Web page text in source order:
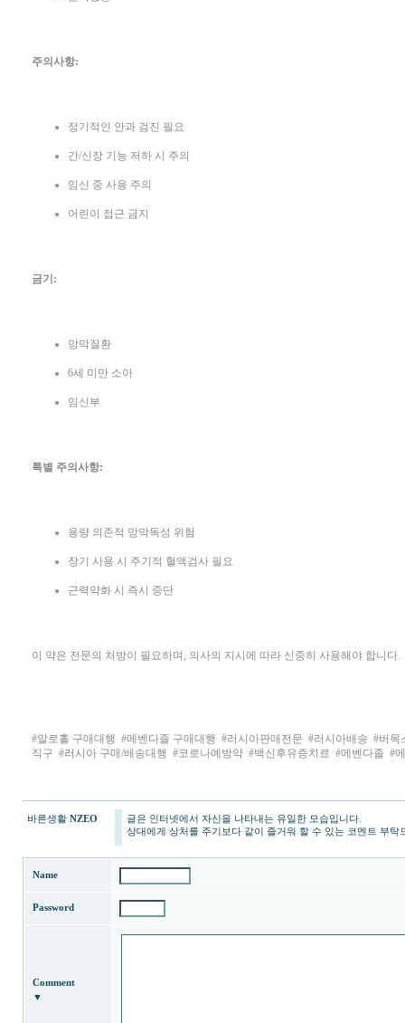
주의사항:
정기적인 안과 검진 필요
간/신장 기능 저하 시 주의
임신 중 사용 주의
어린이 접근 금지
금기:
망막질환
6세 미만 소아
임신부
특별 주의사항:
용량 의존적 망막독성 위험
장기 사용 시 주기적 혈액검사 필요
근력약화 시 즉시 중단
이 약은 전문의 처방이 필요하며, 의사의 지시에 따라 신중히 사용해야 합니다.
#알로홀 구매대행 #메벤다졸 구매대행 #러시아판매전문 #러시아배송 #버목
직구 #러시아 구매/배송대행 #코로나예방약 #백신후유증치료 #메벤다졸 #
바른생활 NZEO
글은 인터넷에서 자신을 나타내는 유일한 모습입니다.
상대에게 상처를 주기보다 같이 즐거워 할 수 있는 코멘트 부탁
Name
Password
Comment
▼